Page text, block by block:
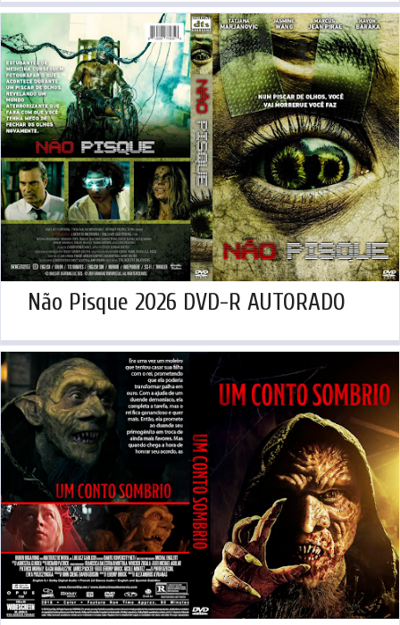
Não Pisque 2026 DVD-R AUTORADO